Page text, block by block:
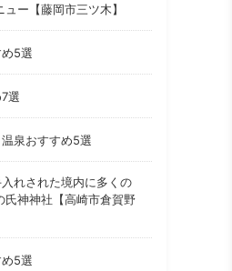
ー【藤岡市三ツ木】
5選
選
泉おすすめ5選
れされた境内に多くの
氏神神社【高崎市倉賀野
5選